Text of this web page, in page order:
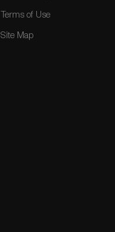
Terms of Use
Site Map